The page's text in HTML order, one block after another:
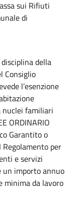
sui Rifiuti
di
della
Consiglio
l’esenzione
nuclei familiari
ORDINARIO
Garantito o
per
e servizi
un importo annuo
minima da lavoro